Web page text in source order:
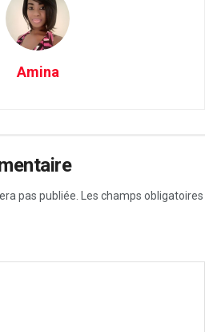
Amina
pas publiée.
Les champs obligatoires